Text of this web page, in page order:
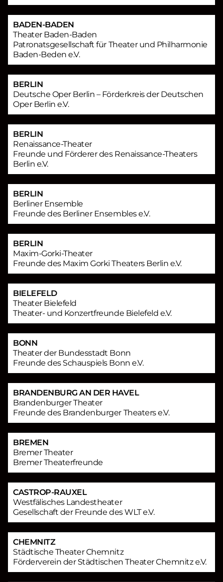
BADEN-BADEN
Theater Baden-Baden
Patronatsgesellschaft für Theater und Philharmonie
Baden-Beden e.V.
BERLIN
Deutsche Oper Berlin – Förderkreis der Deutschen
Oper Berlin e.V.
BERLIN
Renaissance-Theater
Freunde und Förderer des Renaissance-Theaters
Berlin e.V.
BERLIN
Berliner Ensemble
Freunde des Berliner Ensembles e.V.
BERLIN
Maxim-Gorki-Theater
Freunde des Maxim Gorki Theaters Berlin e.V.
BIELEFELD
Theater Bielefeld
Theater- und Konzertfreunde Bielefeld e.V.
BONN
Theater der Bundesstadt Bonn
Freunde des Schauspiels Bonn e.V.
BRANDENBURG AN DER HAVEL
Brandenburger Theater
Freunde des Brandenburger Theaters e.V.
BREMEN
Bremer Theater
Bremer Theaterfreunde
CASTROP-RAUXEL
Westfälisches Landestheater
Gesellschaft der Freunde des WLT e.V.
CHEMNITZ
Städtische Theater Chemnitz
Förderverein der Städtischen Theater Chemnitz e.V.